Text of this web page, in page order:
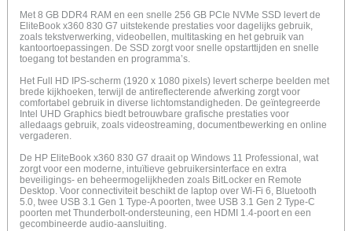
Met 8 GB DDR4 RAM en een snelle 256 GB PCIe NVMe SSD levert de
EliteBook x360 830 G7 uitstekende prestaties voor dagelijks gebruik,
zoals tekstverwerking, videobellen, multitasking en het gebruik van
kantoortoepassingen. De SSD zorgt voor snelle opstarttijden en snelle
toegang tot bestanden en programma’s.
Het Full HD IPS-scherm (1920 x 1080 pixels) levert scherpe beelden met
brede kijkhoeken, terwijl de antireflecterende afwerking zorgt voor
comfortabel gebruik in diverse lichtomstandigheden. De geïntegreerde
Intel UHD Graphics biedt betrouwbare grafische prestaties voor
alledaags gebruik, zoals videostreaming, documentbewerking en online
vergaderen.
De HP EliteBook x360 830 G7 draait op Windows 11 Professional, wat
zorgt voor een moderne, intuïtieve gebruikersinterface en extra
beveiligings- en beheermogelijkheden zoals BitLocker en Remote
Desktop. Voor connectiviteit beschikt de laptop over Wi-Fi 6, Bluetooth
5.0, twee USB 3.1 Gen 1 Type-A poorten, twee USB 3.1 Gen 2 Type-C
poorten met Thunderbolt-ondersteuning, een HDMI 1.4-poort en een
gecombineerde audio-aansluiting.